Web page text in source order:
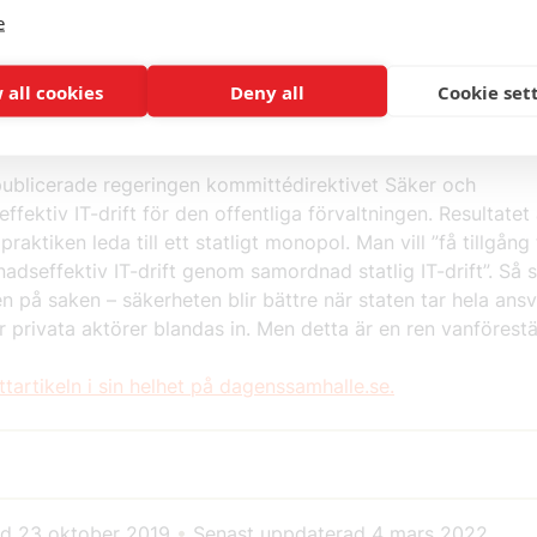
att bli en dyrbar satsning om regeringen rör sig bort
lösningsorienterad bransch och istället tror sig sitta på
själv. Ett statligt monopol är ingen garanti för säker IT-
regeringen kommittédirektivet Säker och
IT-drift för den offentliga förvaltningen. Resultatet
leda till ett statligt monopol. Man vill ”få tillgång
IT-drift genom samordnad statlig IT-drift”. Så
på saken – säkerheten blir bättre när staten tar hela
privata aktörer blandas in. Men detta är en ren
i sin helhet på dagenssamhalle.se.
all cookies Deny all Cookie